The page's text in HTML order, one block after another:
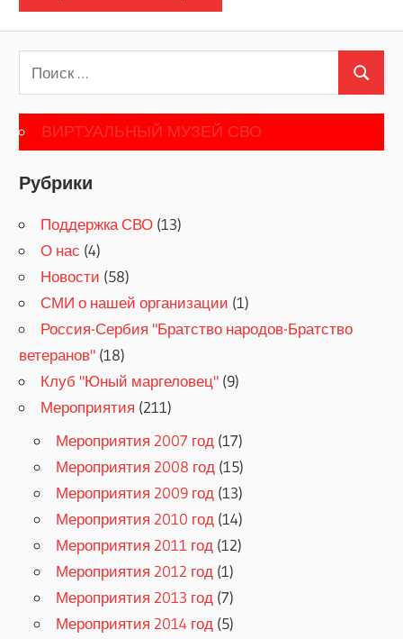
Поиск
для:
Поиск
ВИРТУАЛЬНЫЙ МУЗЕЙ СВО
Рубрики
Поддержка СВО (13)
О нас (4)
Новости (58)
СМИ о нашей организации (1)
Россия-Сербия "Братство народов-Братство
ветеранов" (18)
Клуб "Юный маргеловец" (9)
Мероприятия (211)
Мероприятия 2007 год (17)
Мероприятия 2008 год (15)
Мероприятия 2009 год (13)
Мероприятия 2010 год (14)
Мероприятия 2011 год (12)
Мероприятия 2012 год (1)
Мероприятия 2013 год (7)
Мероприятия 2014 год (5)